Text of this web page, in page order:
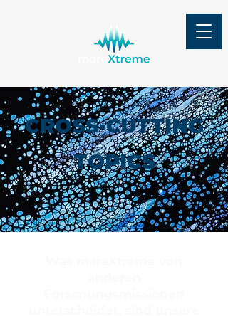
CROSS-CUTTING
TOPICS